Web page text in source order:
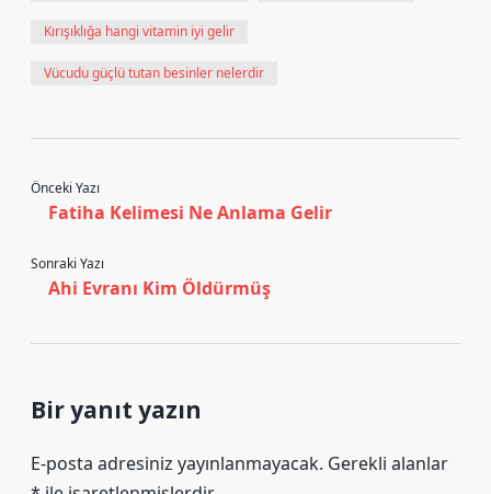
Kırışıklığa hangi vitamin iyi gelir
Vücudu güçlü tutan besinler nelerdir
Önceki Yazı
Fatiha Kelimesi Ne Anlama Gelir
Sonraki Yazı
Ahi Evranı Kim Öldürmüş
Bir yanıt yazın
E-posta adresiniz yayınlanmayacak. Gerekli alanlar